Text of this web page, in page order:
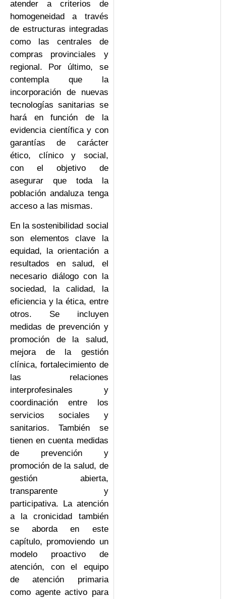
atender a criterios de
homogeneidad a través
de estructuras integradas
como las centrales de
compras provinciales y
regional. Por último, se
contempla que la
incorporación de nuevas
tecnologías sanitarias se
hará en función de la
evidencia científica y con
garantías de carácter
ético, clínico y social,
con el objetivo de
asegurar que toda la
población andaluza tenga
acceso a las mismas.
En la sostenibilidad social
son elementos clave la
equidad, la orientación a
resultados en salud, el
necesario diálogo con la
sociedad, la calidad, la
eficiencia y la ética, entre
otros. Se incluyen
medidas de prevención y
promoción de la salud,
mejora de la gestión
clínica, fortalecimiento de
las relaciones
interprofesinales y
coordinación entre los
servicios sociales y
sanitarios. También se
tienen en cuenta medidas
de prevención y
promoción de la salud, de
gestión abierta,
transparente y
participativa. La atención
a la cronicidad también
se aborda en este
capítulo, promoviendo un
modelo proactivo de
atención, con el equipo
de atención primaria
como agente activo para